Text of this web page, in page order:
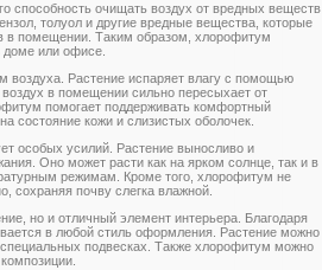
способность очищать воздух от вредных веществ
толуол и другие вредные вещества, которые
в помещении. Таким образом, хлорофитум
доме или офисе.
воздуха. Растение испаряет влагу с помощью
в помещении сильно пересыхает от
помогает поддерживать комфортный
состояние кожи и слизистых оболочек.
особых усилий. Растение выносливо и
Оно может расти как на ярком солнце, так и в
режимам. Кроме того, хлорофитум не
сохраняя почву слегка влажной.
но и отличный элемент интерьера. Благодаря
в любой стиль оформления. Растение можно
подвесках. Также хлорофитум можно